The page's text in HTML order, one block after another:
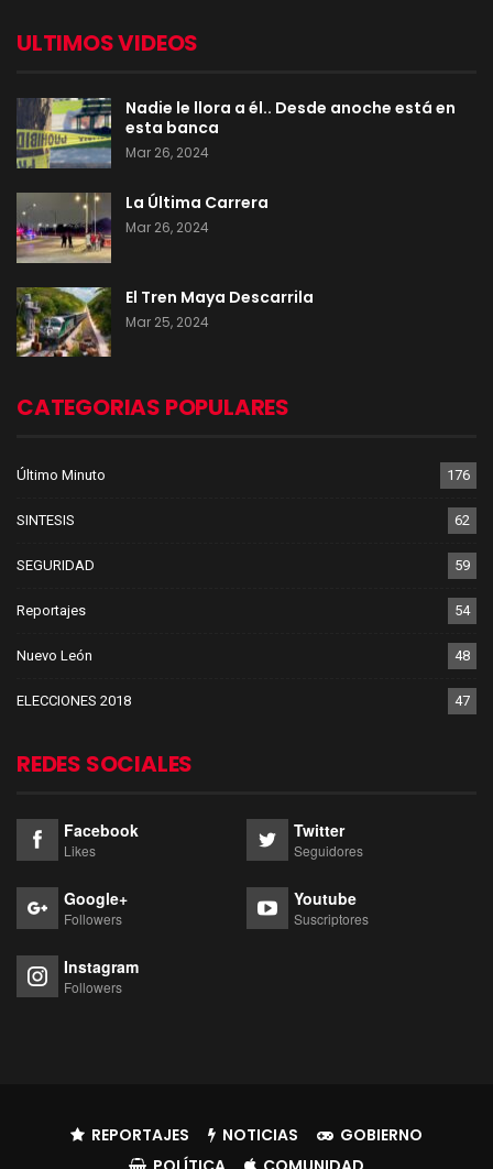
ULTIMOS VIDEOS
Nadie le llora a él.. Desde anoche está en
esta banca
Mar 26, 2024
La Última Carrera
Mar 26, 2024
El Tren Maya Descarrila
Mar 25, 2024
CATEGORIAS POPULARES
Último Minuto 176
SINTESIS 62
SEGURIDAD 59
Reportajes 54
Nuevo León 48
ELECCIONES 2018 47
REDES SOCIALES
Facebook
Likes
Twitter
Seguidores
Google+
Followers
Youtube
Suscriptores
Instagram
Followers
REPORTAJES NOTICIAS
GOBIERNO